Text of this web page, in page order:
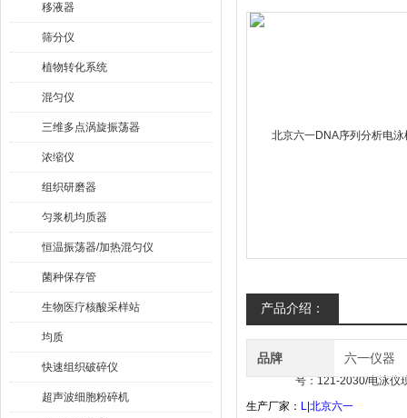
移液器
筛分仪
植物转化系统
混匀仪
三维多点涡旋振荡器
浓缩仪
组织研磨器
匀浆机均质器
恒温振荡器/加热混匀仪
菌种保存管
生物医疗核酸采样站
均质
快速组织破碎仪
超声波细胞粉碎机
产品介绍：
品牌 六一仪器
生产厂家： L| 北京六一